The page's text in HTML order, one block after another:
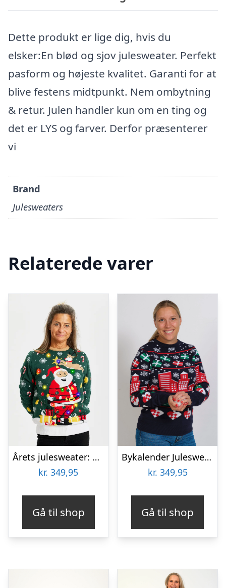
Dette produkt er lige dig, hvis du
elsker:En blød og sjov julesweater. Perfekt
pasform og højeste kvalitet. Garanti for at
blive festens midtpunkt. Nem ombytning
& retur. Julen handler kun om en ting og
det er LYS og farver. Derfor præsenterer
vi
Brand
Julesweaters
Relaterede varer
Årets julesweater: Santa Christmas Star – dame / kvinder. Ugly Christmas Sweater lavet i Danmark
kr. 349,95
Gå til shop
Bykalender Julesweateren – dame / kvinder.
kr. 349,95
Gå til shop